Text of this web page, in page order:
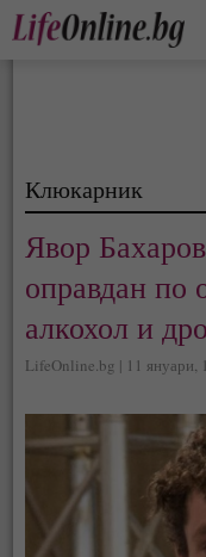
Клюкарник
Явор
оправдан по
алкохол и
LifeOnline.bg | 11 януари,